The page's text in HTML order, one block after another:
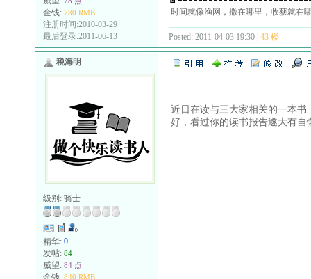
金钱: 780 RMB
注册时间:2010-03-29
最后登录:2011-06-13
时间就像渔网，撒在哪里，收获就在
Posted: 2011-04-03 19:30 | 43 楼
税海明
级别: 骑士
精华: 0
发帖: 84
威望: 84 点
840 RMB
近日在读与三大家相关的一本
好，看过你的读书报告遂大有自